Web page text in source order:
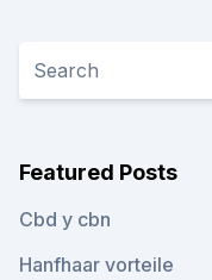
Featured Posts
Cbd y cbn
Hanfhaar vorteile